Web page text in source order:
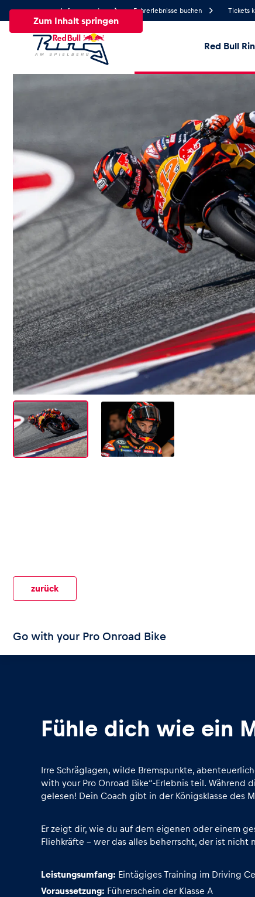
Zum Inhalt springen
Anfrage senden Fahrerlebnisse buchen Tickets
Red Bull
17.4°
News
Alle anzeigen
Events
Alle anzeigen
Seiten
Fahrzeug
Alle anzeigen
zurück
Go with your Pro Onroad Bike
Fühle dich wie ein
Irre Schräglagen, wilde Bremspunkte,
with your Pro Onroad Bike“-Erlebnis teil.
gelesen! Dein Coach gibt in der Königsklasse des
Er zeigt dir, wie du auf dem eigenen oder einem
Fliehkräfte – wer das alles beherrscht, der ist nicht
Leistungsumfang: Eintägiges Training im Driving
Voraussetzung: Führerschein der Klasse A